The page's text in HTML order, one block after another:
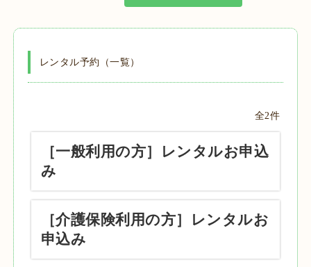
レンタル予約（一覧）
全2件
［一般利用の方］レンタルお申込
み
［介護保険利用の方］レンタルお
申込み